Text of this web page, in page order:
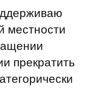
местности
прекратить